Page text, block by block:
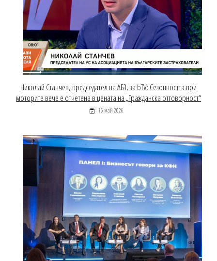
Николай Станчев, председател на АБЗ, за bTV: Сезонността при
моторите вече е отчетена в цената на „Гражданска отговорност“
16 май 2026